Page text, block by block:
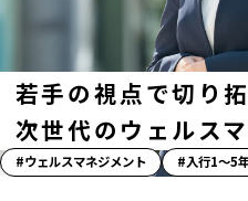
グ
若手の視点で切り拓
次世代のウェルス
「スウェルスマネジメント 入行1〜5